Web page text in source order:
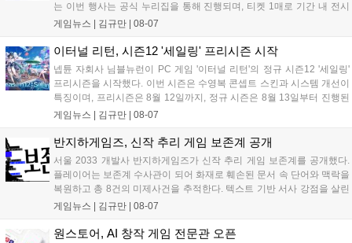
는 이번 행사는 공식 누리집을 통해 진행되며, 티켓 1매로 기간 내 전시
작을 제한 없이 체험할 수 있습니다. 일반 및 루키 부문 등 다양한 인디게
세계 누구나 참여 가능한 이번 행사는 역대 최대 규모로 열려 인디게임
생태계 확장에 기여할 전망입니다....
게임뉴스 | 김규만 08-07
이터널 리턴, 시즌12 '세일링' 프리시즌 시작
넵튠 자회사 님블뉴런이 PC 게임 '이터널 리턴'의 정규 시즌12 '세일링'
프리시즌을 시작했다. 이번 시즌은 수영복 콘셉트 스킨과 시스템 개선이
특징이며, 프리시즌은 8월 12일까지, 정규 시즌은 8월 13일부터 진행된
다. 실험체 관찰일지 추가와 후반부 전략 강화를 위한 다중 크로노 스피
대를 모으고 있다....
게임뉴스 | 김규만 08-07
반지하게임즈, 신작 추리 게임 보존계 공개
서울 2033 개발사 반지하게임즈가 신작 추리 게임 보존계를 공개했다.
플레이어는 보존계 수사관이 되어 화재로 훼손된 문서 속 단어와 맥락을
복원하고 총 8건의 미제사건을 추적한다. 텍스트 기반 서사 강점을 살린
이번 게임은 정보 조합과 사건 재구성이 핵심이며, 현재 스팀 상점 페이
개발에 박차를 가하고 있다....
게임뉴스 | 김규만 08-07
원스토어, AI 창작 게임 전문관 오픈